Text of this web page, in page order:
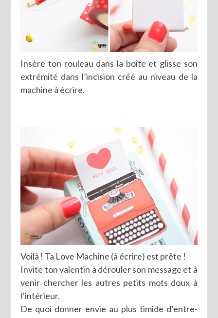
Insère ton rouleau dans la boîte et glisse son
extrémité dans l’incision créé au niveau de la
machine à écrire.
Voilà ! Ta Love Machine (à écrire) est prête !
Invite ton valentin à dérouler son message et à
venir chercher les autres petits mots doux à
l’intérieur.
De quoi donner envie au plus timide d’entre-